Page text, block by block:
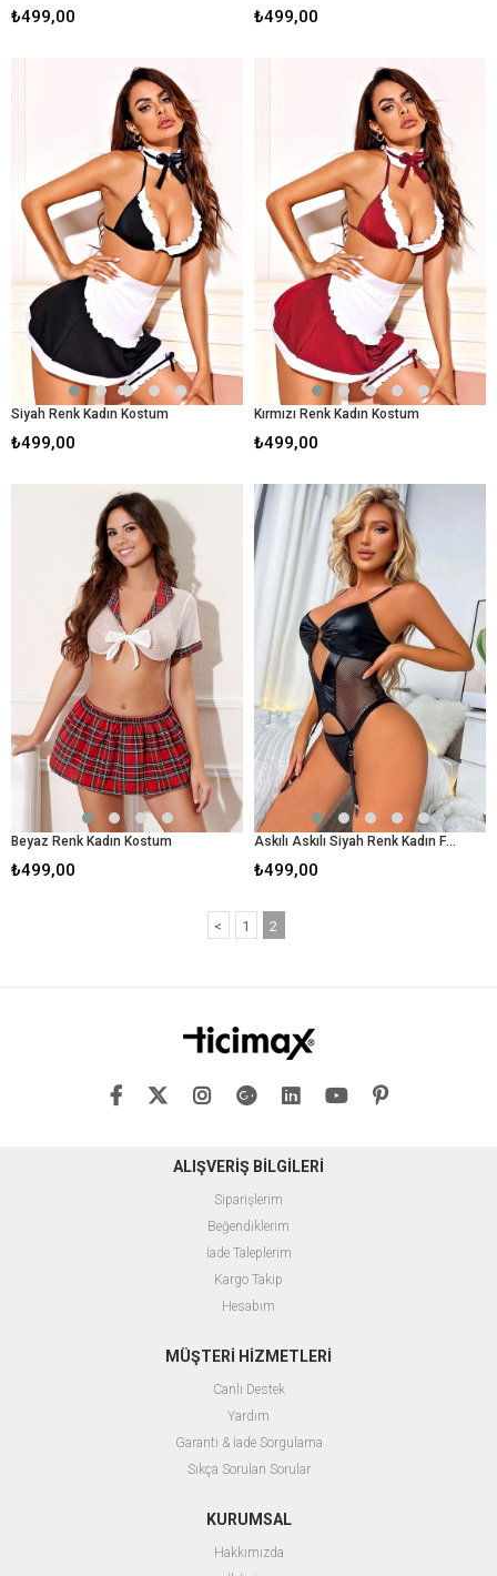
₺499,00 ₺499,00
Siyah Renk Kadın Kostum
₺499,00
Kırmızı Renk Kadın Kostum
₺499,00
Beyaz Renk Kadın Kostum
₺499,00
Askılı Askılı Siyah Renk Kadın Fantezi Takım
₺499,00
< 1 2
ALIŞVERİŞ BİLGİLERİ
Siparişlerim
Beğendiklerim
İade Taleplerim
Kargo Takip
Hesabım
MÜŞTERİ HİZMETLERİ
Canlı Destek
Yardım
Garanti & İade Sorgulama
Sıkça Sorulan Sorular
KURUMSAL
Hakkımızda